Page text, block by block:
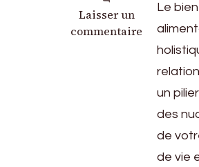
Laisser un
commentaire
sur
Comment
améliorer
Le
un
des
de
de vie